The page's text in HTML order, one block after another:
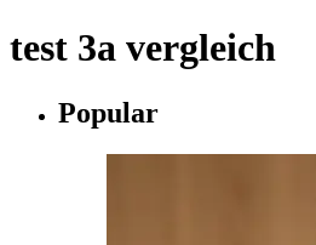
test 3a vergleich
Popular